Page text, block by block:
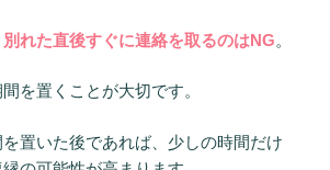
別れた直後すぐに連絡を取るのはNG。
を置くことが大切です。
置いた後であれば、少しの時間だけ